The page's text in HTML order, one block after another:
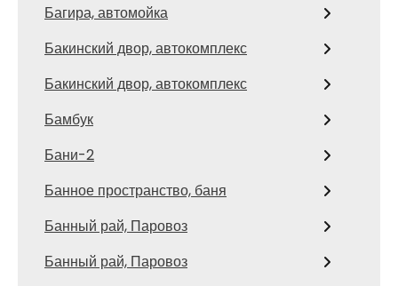
Багира, автомойка
Бакинский двор, автокомплекс
Бакинский двор, автокомплекс
Бамбук
Бани-2
Банное пространство, баня
Банный рай, Паровоз
Банный рай, Паровоз